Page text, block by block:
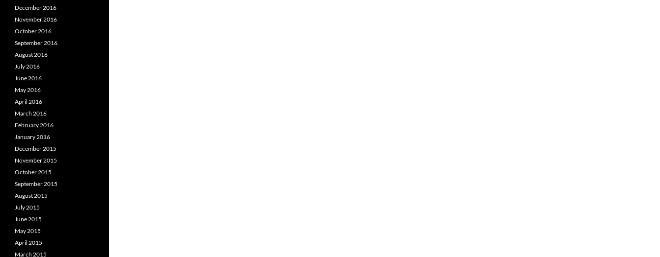
December 2016
November 2016
October 2016
September 2016
August 2016
July 2016
June 2016
May 2016
April 2016
March 2016
February 2016
January 2016
December 2015
November 2015
October 2015
September 2015
August 2015
July 2015
June 2015
May 2015
April 2015
March 2015